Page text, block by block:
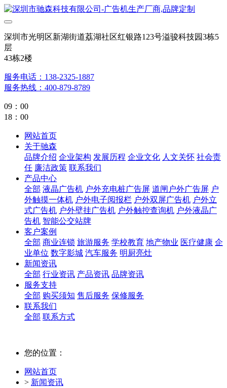
深圳市光明区新湖街道荔湖社区红银路123号溢骏科技园3栋5
层
43栋2楼
服务电话：138-2325-1887
服务热线：400-879-8789
09：00
18：00
网站首页
关于驰森
品牌介绍 企业架构 发展历程 企业文化 人文关怀 社会责
任 廉洁政策 联系我们
产品中心
全部 液晶广告机 户外充电桩广告屏 道闸户外广告屏 户
外触摸一体机 户外电子阅报栏 户外双屏广告机 户外立
式广告机 户外壁挂广告机 户外触控查询机 户外液晶广
告机 智能公交站牌
客户案例
全部 商业连锁 旅游服务 学校教育 地产物业 医疗健康 企
业单位 数字影城 汽车服务 明厨亮灶
新闻资讯
全部 行业资讯 产品资讯 品牌资讯
服务支持
全部 购买须知 售后服务 保修服务
联系我们
全部 联系方式
您的位置：
网站首页
> 新闻资讯